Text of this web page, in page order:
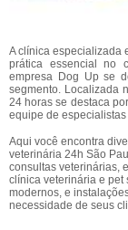
A clínica especializada
prática essencial no
empresa Dog Up se
segmento. Localizada
24 horas se destaca
equipe de
Aqui você encontra
veterinária 24h São
consultas veterinárias,
clínica veterinária e pet
modernos, e
necessidade de seus